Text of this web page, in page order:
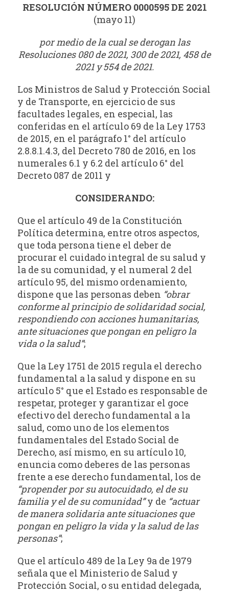
RESOLUCIÓN NÚMERO 0000595 DE 2021
(mayo 11)
por medio de la cual se derogan las
Resoluciones 080 de 2021, 300 de 2021, 458 de
2021 y 554 de 2021.
Los Ministros de Salud y Protección Social
y de Transporte, en ejercicio de sus
facultades legales, en especial, las
conferidas en el artículo 69 de la Ley 1753
de 2015, en el parágrafo 1° del artículo
2.8.8.1.4.3, del Decreto 780 de 2016, en los
numerales 6.1 y 6.2 del artículo 6° del
Decreto 087 de 2011 y
CONSIDERANDO:
Que el artículo 49 de la Constitución
Política determina, entre otros aspectos,
que toda persona tiene el deber de
procurar el cuidado integral de su salud y
la de su comunidad, y el numeral 2 del
artículo 95, del mismo ordenamiento,
dispone que las personas deben “obrar
conforme al principio de solidaridad social,
respondiendo con acciones humanitarias,
ante situaciones que pongan en peligro la
vida o la salud”;
Que la Ley 1751 de 2015 regula el derecho
fundamental a la salud y dispone en su
artículo 5° que el Estado es responsable de
respetar, proteger y garantizar el goce
efectivo del derecho fundamental a la
salud, como uno de los elementos
fundamentales del Estado Social de
Derecho, así mismo, en su artículo 10,
enuncia como deberes de las personas
frente a ese derecho fundamental, los de
“propender por su autocuidado, el de su
familia y el de su comunidad”y de “actuar
de manera solidaria ante situaciones que
pongan en peligro la vida y la salud de las
personas”;
Que el artículo 489 de la Ley 9a de 1979
señala que el Ministerio de Salud y
Protección Social, o su entidad delegada,